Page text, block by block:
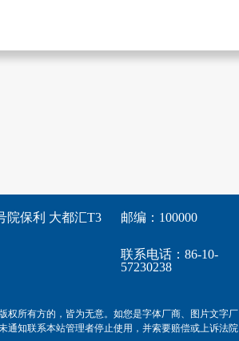
院保利 大都汇T3
邮编：100000
联系电话：86-10-
57230238
权所有方的，皆为无意。如您是字体厂商、图片文字厂
通知联系本站管理者停止使用，并索要赔偿或上诉法院